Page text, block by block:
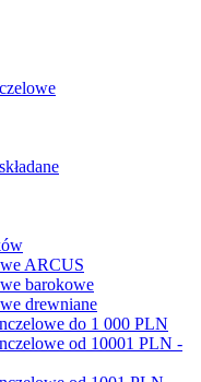
ARCUS
barokowe
drewniane
do 1 000 PLN
od 10001 PLN -